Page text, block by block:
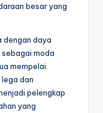
besar yang
dengan daya
moda
mempelai.
dan
pelengkap
yang